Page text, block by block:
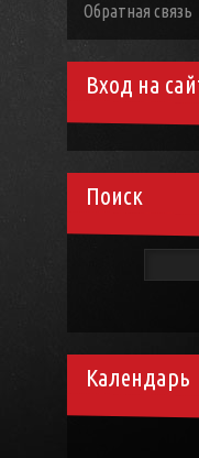
Обратная связь
Вход на
Поиск
Календарь